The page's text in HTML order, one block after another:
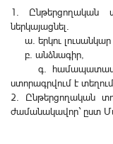
1. Ընթերցողական
ներկայացնել.
ա. երկու լուսանկար
բ. անձնագիր,
գ.
ստորագրվում է
2. Ընթերցողական
ժամանակավոր` ըստ